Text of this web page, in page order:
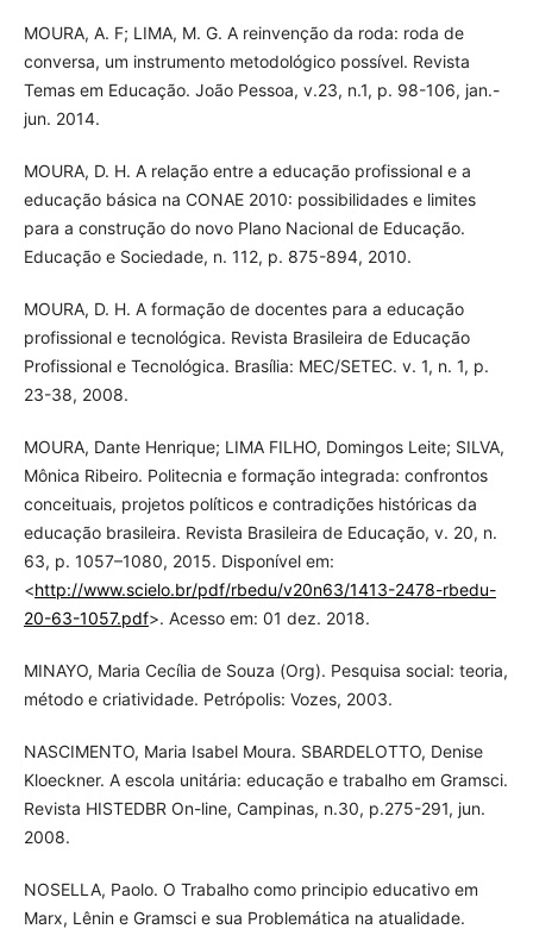
MOURA, A. F; LIMA, M. G. A reinvenção da roda: roda de
conversa, um instrumento metodológico possível. Revista
Temas em Educação. João Pessoa, v.23, n.1, p. 98-106, jan.-
jun. 2014.
MOURA, D. H. A relação entre a educação profissional e a
educação básica na CONAE 2010: possibilidades e limites
para a construção do novo Plano Nacional de Educação.
Educação e Sociedade, n. 112, p. 875-894, 2010.
MOURA, D. H. A formação de docentes para a educação
profissional e tecnológica. Revista Brasileira de Educação
Profissional e Tecnológica. Brasília: MEC/SETEC. v. 1, n. 1, p.
23-38, 2008.
MOURA, Dante Henrique; LIMA FILHO, Domingos Leite; SILVA,
Mônica Ribeiro. Politecnia e formação integrada: confrontos
conceituais, projetos políticos e contradições históricas da
educação brasileira. Revista Brasileira de Educação, v. 20, n.
63, p. 1057–1080, 2015. Disponível em:
<http://www.scielo.br/pdf/rbedu/v20n63/1413-2478-rbedu-
20-63-1057.pdf>. Acesso em: 01 dez. 2018.
MINAYO, Maria Cecília de Souza (Org). Pesquisa social: teoria,
método e criatividade. Petrópolis: Vozes, 2003.
NASCIMENTO, Maria Isabel Moura. SBARDELOTTO, Denise
Kloeckner. A escola unitária: educação e trabalho em Gramsci.
Revista HISTEDBR On-line, Campinas, n.30, p.275-291, jun.
2008.
NOSELLA, Paolo. O Trabalho como principio educativo em
Marx, Lênin e Gramsci e sua Problemática na atualidade.